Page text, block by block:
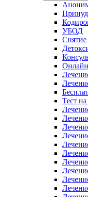
УБОД
Онлайн
Тест